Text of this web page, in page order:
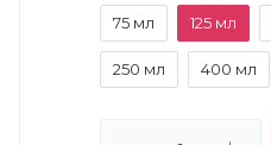
75 мл
125 мл
250 мл 400 мл